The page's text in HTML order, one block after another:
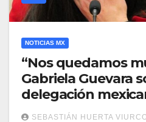
NOTICIAS MX
“Nos quedamos
Gabriela Guevara
delegación
2024
SEBASTIÁN HUERTA